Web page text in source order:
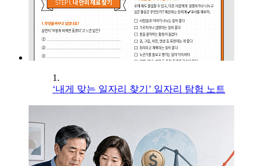
1.
‘내게 맞는 일자리 찾기’ 일자리 탐험 노트